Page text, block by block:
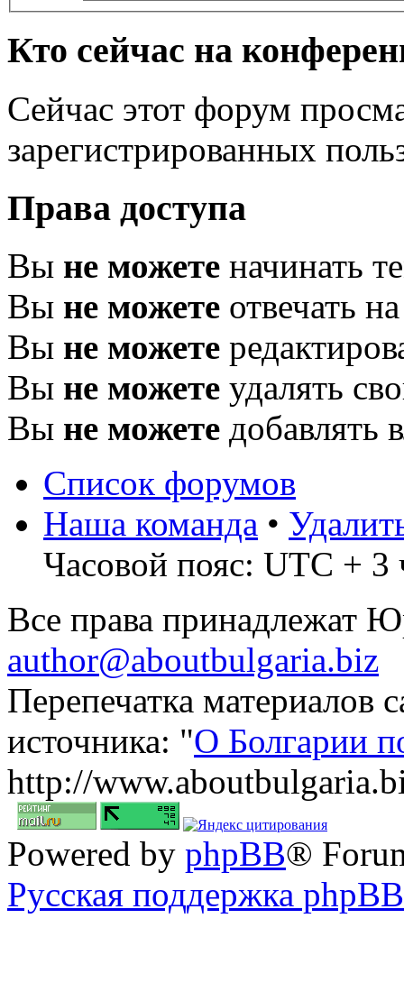
Кто сейчас на
Сейчас этот форум
зарегистрированных
Права доступа
Вы не можете начинать
Вы не можете отвечать
Вы не можете
Вы не можете удалять
Вы не можете добавлять
Список форумов
Наша команда •
Часовой пояс: UTC + 3
Все права принадлежат
author@aboutbulgaria.biz
Перепечатка материалов
источника: "О Болгарии
http://
Powered by phpBB®
Русская поддержка phpBB